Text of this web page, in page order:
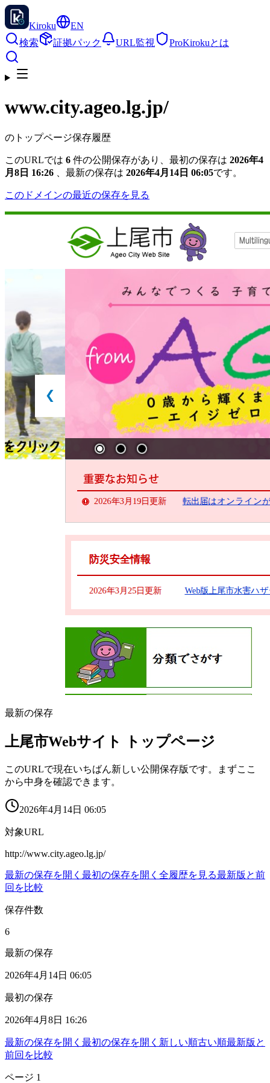
Kiroku
EN
検索
証拠パック URL監視 ProKirokuとは
www.city.ageo.lg.jp/
のトップページ保存履歴
このURLでは 6 件の公開保存があり、最初の保存は 2026年4
月8日 16:26
、最新の保存は 2026年4月14日 06:05です。
このドメインの最近の保存を見る
最新の保存
上尾市Webサイト トップページ
このURLで現在いちばん新しい公開保存版です。まずここ
から中身を確認できます。
2026年4月14日 06:05
対象URL
http://www.city.ageo.lg.jp/
最新の保存を開く 最初の保存を開く 全履歴を見る最新版と前
回を比較
保存件数
6
最新の保存
2026年4月14日 06:05
最初の保存
2026年4月8日 16:26
最新の保存を開く 最初の保存を開く 新しい順古い順最新版と
前回を比較
ページ 1